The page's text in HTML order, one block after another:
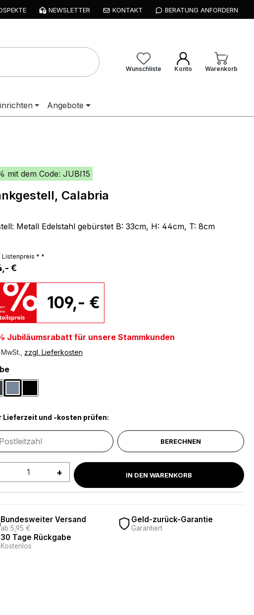
NEWSLETTER KONTAKT BERATUNG ANFORDERN
Wunschliste Konto Warenkorb
Angebote
mit dem Code: JUBI15
Calabria
Metall Edelstahl gebürstet B: 33cm, H: 44cm, T: 8cm
Listenpreis * *
€
109,- €
Jubiläumsrabatt für unsere Stammkunden
zzgl. Lieferkosten
auswählen
Edelstahlfarben
Schwarz
Lieferzeit und -kosten prüfen:
BERECHNEN
Anzahl: Gib den gewünschten Wert
IN DEN WARENKORB
Bundesweiter Versand
ab 5,95 €
Geld-zurück-Garantie
Garantiert
30 Tage Rückgabe
Kostenlos